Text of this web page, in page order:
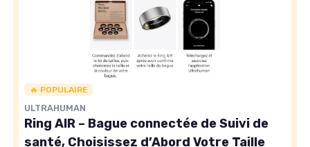
🔥 POPULAIRE
ULTRAHUMAN
Ring AIR – Bague connectée de Suivi de
santé, Choisissez d’Abord Votre Taille